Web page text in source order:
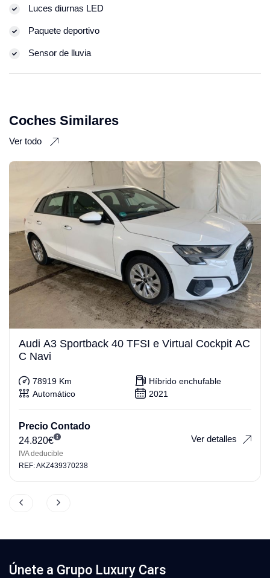
Luces diurnas LED
Paquete deportivo
Sensor de lluvia
Coches Similares
Ver todo
Audi A3 Sportback 40 TFSI e Virtual Cockpit AC
C Navi
78919 Km
Híbrido enchufable
Automático
2021
Precio Contado
24.820€
IVA deducible
Ver detalles
REF: AKZ439370238
Únete a Grupo Luxury Cars